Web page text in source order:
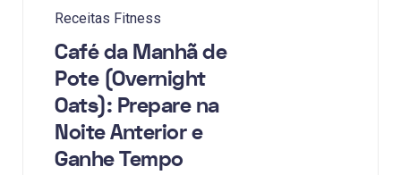
Receitas Fitness
Café da Manhã de
Pote (Overnight
Oats): Prepare na
Noite Anterior e
Ganhe Tempo